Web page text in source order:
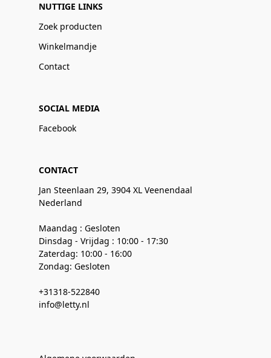
NUTTIGE LINKS
Zoek producten
Winkelmandje
Contact
SOCIAL MEDIA
Facebook
CONTACT
Jan Steenlaan 29, 3904 XL Veenendaal
Nederland
Maandag : Gesloten
Dinsdag - Vrijdag : 10:00 - 17:30
Zaterdag: 10:00 - 16:00
Zondag: Gesloten
+31318-522840
info@letty.nl